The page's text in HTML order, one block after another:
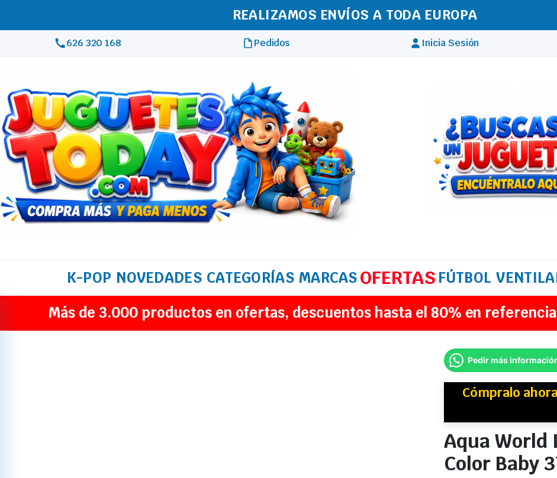
REALIZAMOS ENVÍOS A TODA EUROPA
626 320 168 Pedidos Inicia Sesión
K-POP NOVEDADES CATEGORÍAS MARCASOFERTAS FÚTBOL
Más de 3.000 productos en ofertas, descuentos hasta el 80% en
Pedir más
Cómpralo
Aqua World
Color Baby